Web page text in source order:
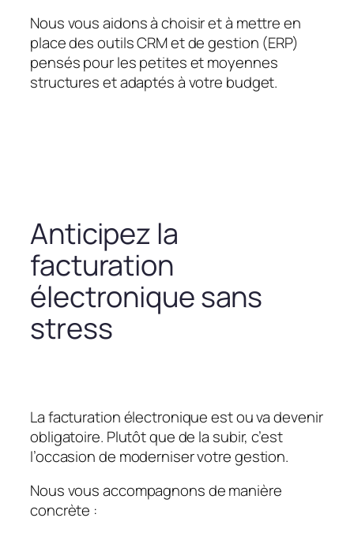
Nous vous aidons à choisir et à mettre en
place des outils CRM et de gestion (ERP)
pensés pour les petites et moyennes
structures et adaptés à votre budget.
Anticipez la
facturation
électronique sans
stress
La facturation électronique est ou va devenir
obligatoire. Plutôt que de la subir, c’est
l’occasion de moderniser votre gestion.
Nous vous accompagnons de manière
concrète :